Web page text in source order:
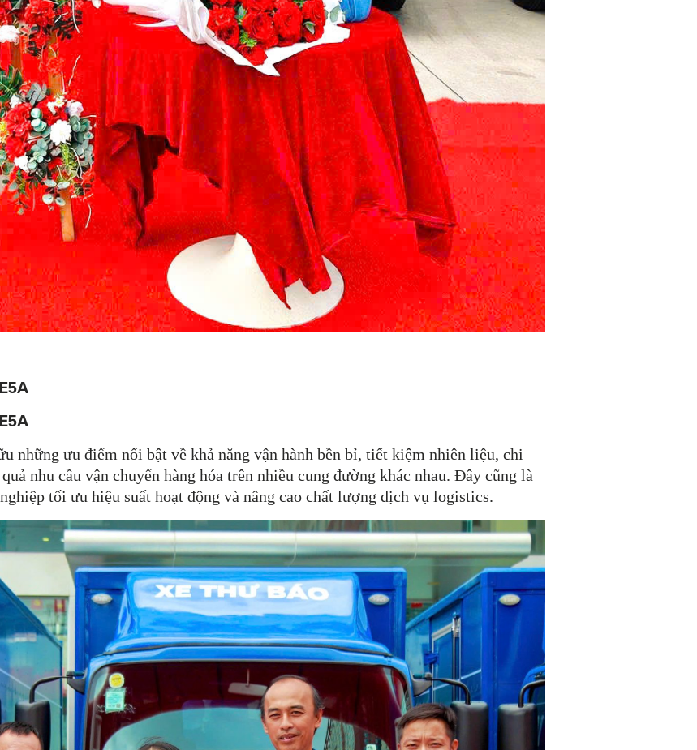
những ưu điểm nổi bật về khả năng vận hành bền bỉ, tiết kiệm nhiên liệu, chi
nhu cầu vận chuyển hàng hóa trên nhiều cung đường khác nhau. Đây cũng là
tối ưu hiệu suất hoạt động và nâng cao chất lượng dịch vụ logistics.